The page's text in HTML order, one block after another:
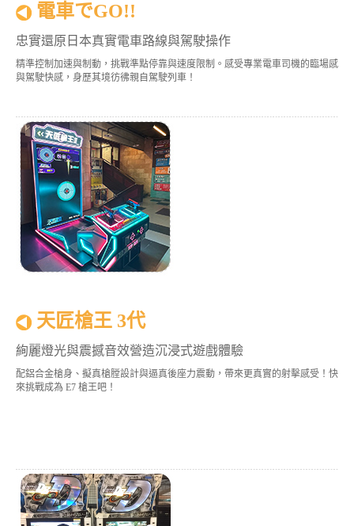
電車でGO!!
忠實還原日本真實電車路線與駕駛操作
精準控制加速與制動，挑戰準點停靠與速度限制。感受專業電車司機的臨場感
與駕駛快感，身歷其境彷彿親自駕駛列車！
天匠槍王 3代
絢麗燈光與震撼音效營造沉浸式遊戲體驗
配鋁合金槍身、擬真槍膛設計與逼真後座力震動，帶來更真實的射擊感受！快
來挑戰成為 E7 槍王吧！